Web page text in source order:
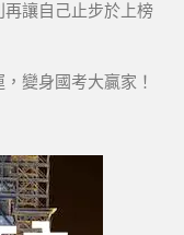
讓自己止步於上榜
變身國考大贏家！